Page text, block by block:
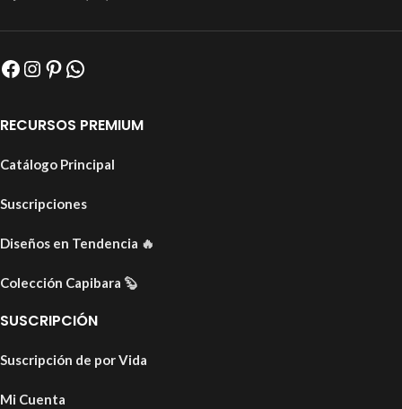
RECURSOS PREMIUM
Catálogo Principal
Suscripciones
Diseños en Tendencia 🔥
Colección Capibara 🦫
SUSCRIPCIÓN
Suscripción de por Vida
Mi Cuenta